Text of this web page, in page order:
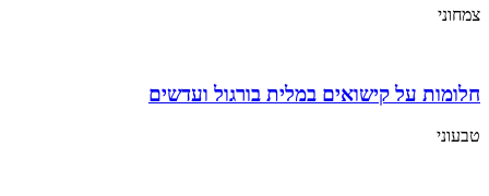
צמחוני
חלומות על קישואים במלית בורגול ועדשים
טבעוני